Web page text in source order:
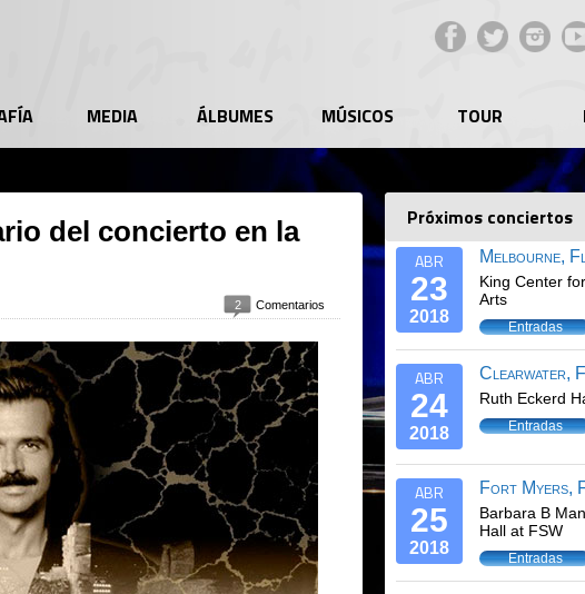
MEDIA ÁLBUMES MÚSICOS TOUR
del concierto en la
2 Comentarios
Próximos conciertos
ABR
23
2018
Melbourne,
King Center
Arts
Entradas
ABR
24
2018
Clearwater,
Ruth Eckerd
Entradas
ABR
25
2018
Fort Myers,
Barbara B
Hall at FSW
Entradas